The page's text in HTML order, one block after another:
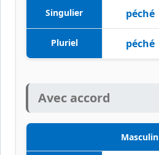
Singulier péché
Pluriel péché
Avec accord
Masculin